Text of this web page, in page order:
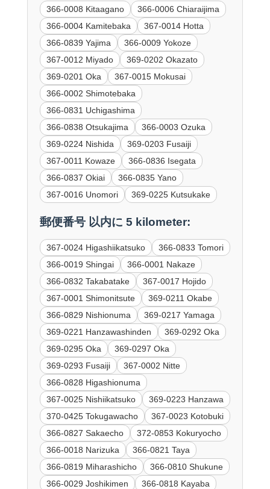
366-0008 Kitaagano
366-0006 Chiaraijima
366-0004 Kamitebaka
367-0014 Hotta
366-0839 Yajima
366-0009 Yokoze
367-0012 Miyado
369-0202 Okazato
369-0201 Oka
367-0015 Mokusai
366-0002 Shimotebaka
366-0831 Uchigashima
366-0838 Otsukajima
366-0003 Ozuka
369-0224 Nishida
369-0203 Fusaiji
367-0011 Kowaze
366-0836 Isegata
366-0837 Okiai
366-0835 Yano
367-0016 Unomori
369-0225 Kutsukake
郵便番号 以内に 5 kilometer:
367-0024 Higashiikatsuko
366-0833 Tomori
366-0019 Shingai
366-0001 Nakaze
366-0832 Takabatake
367-0017 Hojido
367-0001 Shimonitsute
369-0211 Okabe
366-0829 Nishionuma
369-0217 Yamaga
369-0221 Hanzawashinden
369-0292 Oka
369-0295 Oka
369-0297 Oka
369-0293 Fusaiji
367-0002 Nitte
366-0828 Higashionuma
367-0025 Nishiikatsuko
369-0223 Hanzawa
370-0425 Tokugawacho
367-0023 Kotobuki
366-0827 Sakaecho
372-0853 Kokuryocho
366-0018 Narizuka
366-0821 Taya
366-0819 Miharashicho
366-0810 Shukune
366-0029 Joshikimen
366-0818 Kayaba